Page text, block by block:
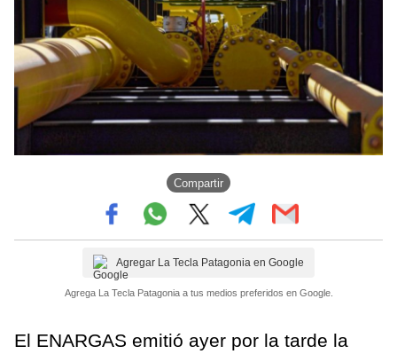
Compartir
Agregar La Tecla Patagonia en Google
Agrega La Tecla Patagonia a tus medios preferidos en Google.
El ENARGAS emitió ayer por la tarde la